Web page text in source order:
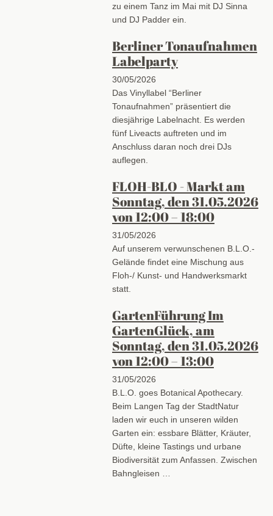
zu einem Tanz im Mai mit DJ Sinna
und DJ Padder ein.
Berliner Tonaufnahmen
Labelparty
30/05/2026
Das Vinyllabel “Berliner
Tonaufnahmen” präsentiert die
diesjährige Labelnacht. Es werden
fünf Liveacts auftreten und im
Anschluss daran noch drei DJs
auflegen.
FLOH-BLO - Markt am
Sonntag, den 31.05.2026
von 12:00 – 18:00
31/05/2026
Auf unserem verwunschenen B.L.O.-
Gelände findet eine Mischung aus
Floh-/ Kunst- und Handwerksmarkt
statt.
GartenFührung Im
GartenGlück, am
Sonntag, den 31.05.2026
von 12:00 – 13:00
31/05/2026
B.L.O. goes Botanical Apothecary.
Beim Langen Tag der StadtNatur
laden wir euch in unseren wilden
Garten ein: essbare Blätter, Kräuter,
Düfte, kleine Tastings und urbane
Biodiversität zum Anfassen. Zwischen
Bahngleisen …